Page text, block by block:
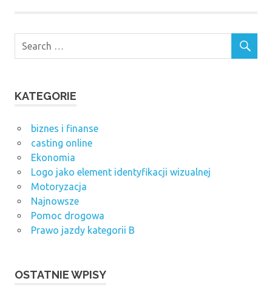
KATEGORIE
biznes i finanse
casting online
Ekonomia
Logo jako element identyfikacji wizualnej
Motoryzacja
Najnowsze
Pomoc drogowa
Prawo jazdy kategorii B
OSTATNIE WPISY